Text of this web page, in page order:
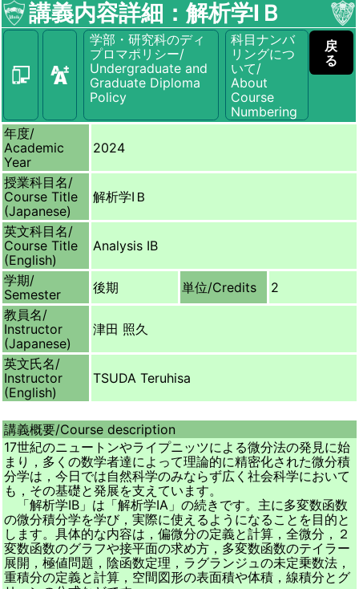
講義内容詳細：解析学ⅠＢ
学部・研究科のディ
プロマポリシー/
Undergraduate and
Graduate Diploma
Policy
科目ナンバ
リングにつ
いて/
About
Course
Numbering
戻
る
年度/
Academic
Year
2024
授業科目名/
Course Title
(Japanese)
解析学ⅠＢ
英文科目名/
Course Title
(English)
Analysis IB
学期/
Semester
後期 単位/Credits
2
教員名/
Instructor
(Japanese)
津田 照久
英文氏名/
Instructor
(English)
TSUDA Teruhisa
講義概要/Course description
17世紀のニュートンやライプニッツによる微分法の発見に始
まり，多くの数学者達によって理論的に精密化された微分積
分学は，今日では自然科学のみならず広く社会科学において
も，その基礎と発展を支えています。
「解析学IB」は「解析学IA」の続きです。主に多変数函数
の微分積分学を学び，実際に使えるようになることを目的と
します。具体的な内容は，偏微分の定義と計算，全微分，２
変数函数のグラフや接平面の求め方，多変数函数のテイラー
展開，極値問題，陰函数定理，ラグランジュの未定乗数法，
重積分の定義と計算，空間図形の表面積や体積，線積分とグ